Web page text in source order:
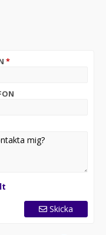
Vision med
Sportpaket,
Soft Close-dörrar,
i
avtagbar
go, rattvärme,
Professional,
och mycket
gör bilen extremt
– redo för sin
*
Skicka